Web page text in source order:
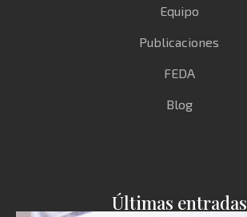
Equipo
Publicaciones
FEDA
Blog
Últimas entradas